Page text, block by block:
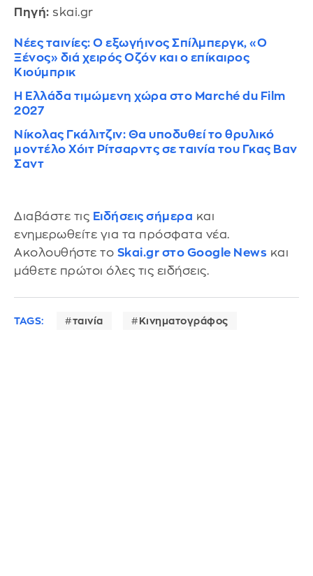
Πηγή: skai.gr
Νέες ταινίες: Ο εξωγήινος Σπίλμπεργκ, «Ο
Ξένος» διά χειρός Οζόν και ο επίκαιρος
Κιούμπρικ
Η Ελλάδα τιμώμενη χώρα στο Marché du Film
2027
Νίκολας Γκάλιτζιν: Θα υποδυθεί το θρυλικό
μοντέλο Χόιτ Ρίτσαρντς σε ταινία του Γκας Βαν
Σαντ
Διαβάστε τις Ειδήσεις σήμερα και
ενημερωθείτε για τα πρόσφατα νέα.
Ακολουθήστε το Skai.gr στο Google News και
μάθετε πρώτοι όλες τις ειδήσεις.
TAGS: ταινία Κινηματογράφος